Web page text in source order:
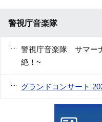
警視庁音楽隊
警視庁音楽隊 サマー
絶！~
グランドコンサート